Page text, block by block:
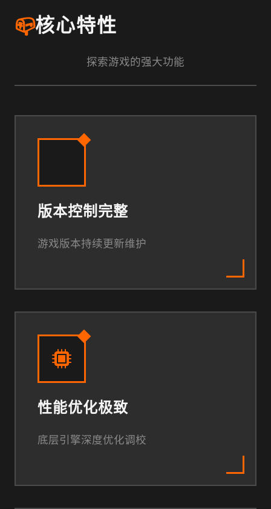
📪核心特性
探索游戏的强大功能
版本控制完整
游戏版本持续更新维护
性能优化极致
底层引擎深度优化调校